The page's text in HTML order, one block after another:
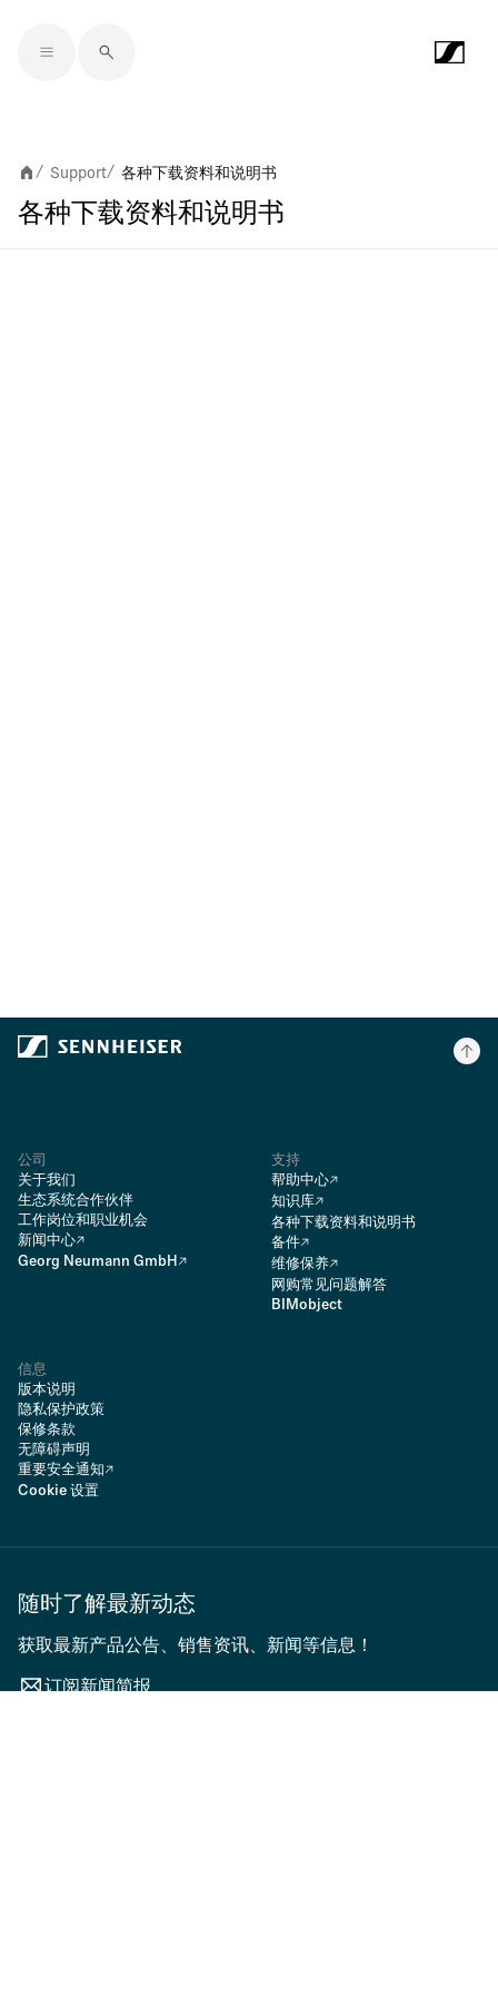
/ Support/ 各种下载资料和说明书
各种下载资料和说明书
公司
关于我们
生态系统合作伙伴
工作岗位和职业机会
新闻中心
Georg Neumann GmbH
支持
帮助中心
知识库
各种下载资料和说明书
备件
维修保养
网购常见问题解答
BIMobject
信息
版本说明
隐私保护政策
保修条款
无障碍声明
重要安全通知
Cookie 设置
随时了解最新动态
获取最新产品公告、销售资讯、新闻等信息！
订阅新闻简报